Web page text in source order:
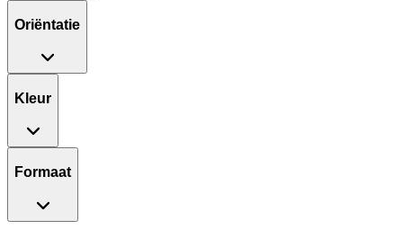
Oriëntatie
Kleur
Formaat